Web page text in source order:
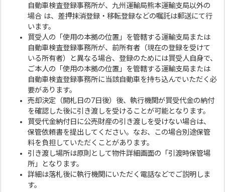
自動車検査登録事務所が、九州運輸局熊本運輸支局以外の
場合 は、差押抹消登録・移転登録などの嘱託は郵送にて行
います。
買受人の「使用の本拠の位置」を管轄する運輸支局または
自動車検査登録事務所が、前所有者（現在の登録を受けて
いる所有者）と異なる場合、登録のためには買受人自身で、
ご本人の「使用の本拠の位置」を管轄する運輸支局または
自動車検査登録事務所に当該自動車を持ち込んでいただく必
要があります。
売却決定（開札日の7日後）後、執行機関が買受代金の納付
を確認した後に引き渡しを受けることが可能となります。
買受代金納付日に公売財産の引き渡しを受けない場合は、
保管依頼書を提出してください。なお、この場合別途保管
料を負担していただくことがあります。
引き渡し場所は原則として物件詳細画面の「引渡時保管場
所」となります。
詳細は落札後に執行機関にいただく電話などでご説明しま
す。